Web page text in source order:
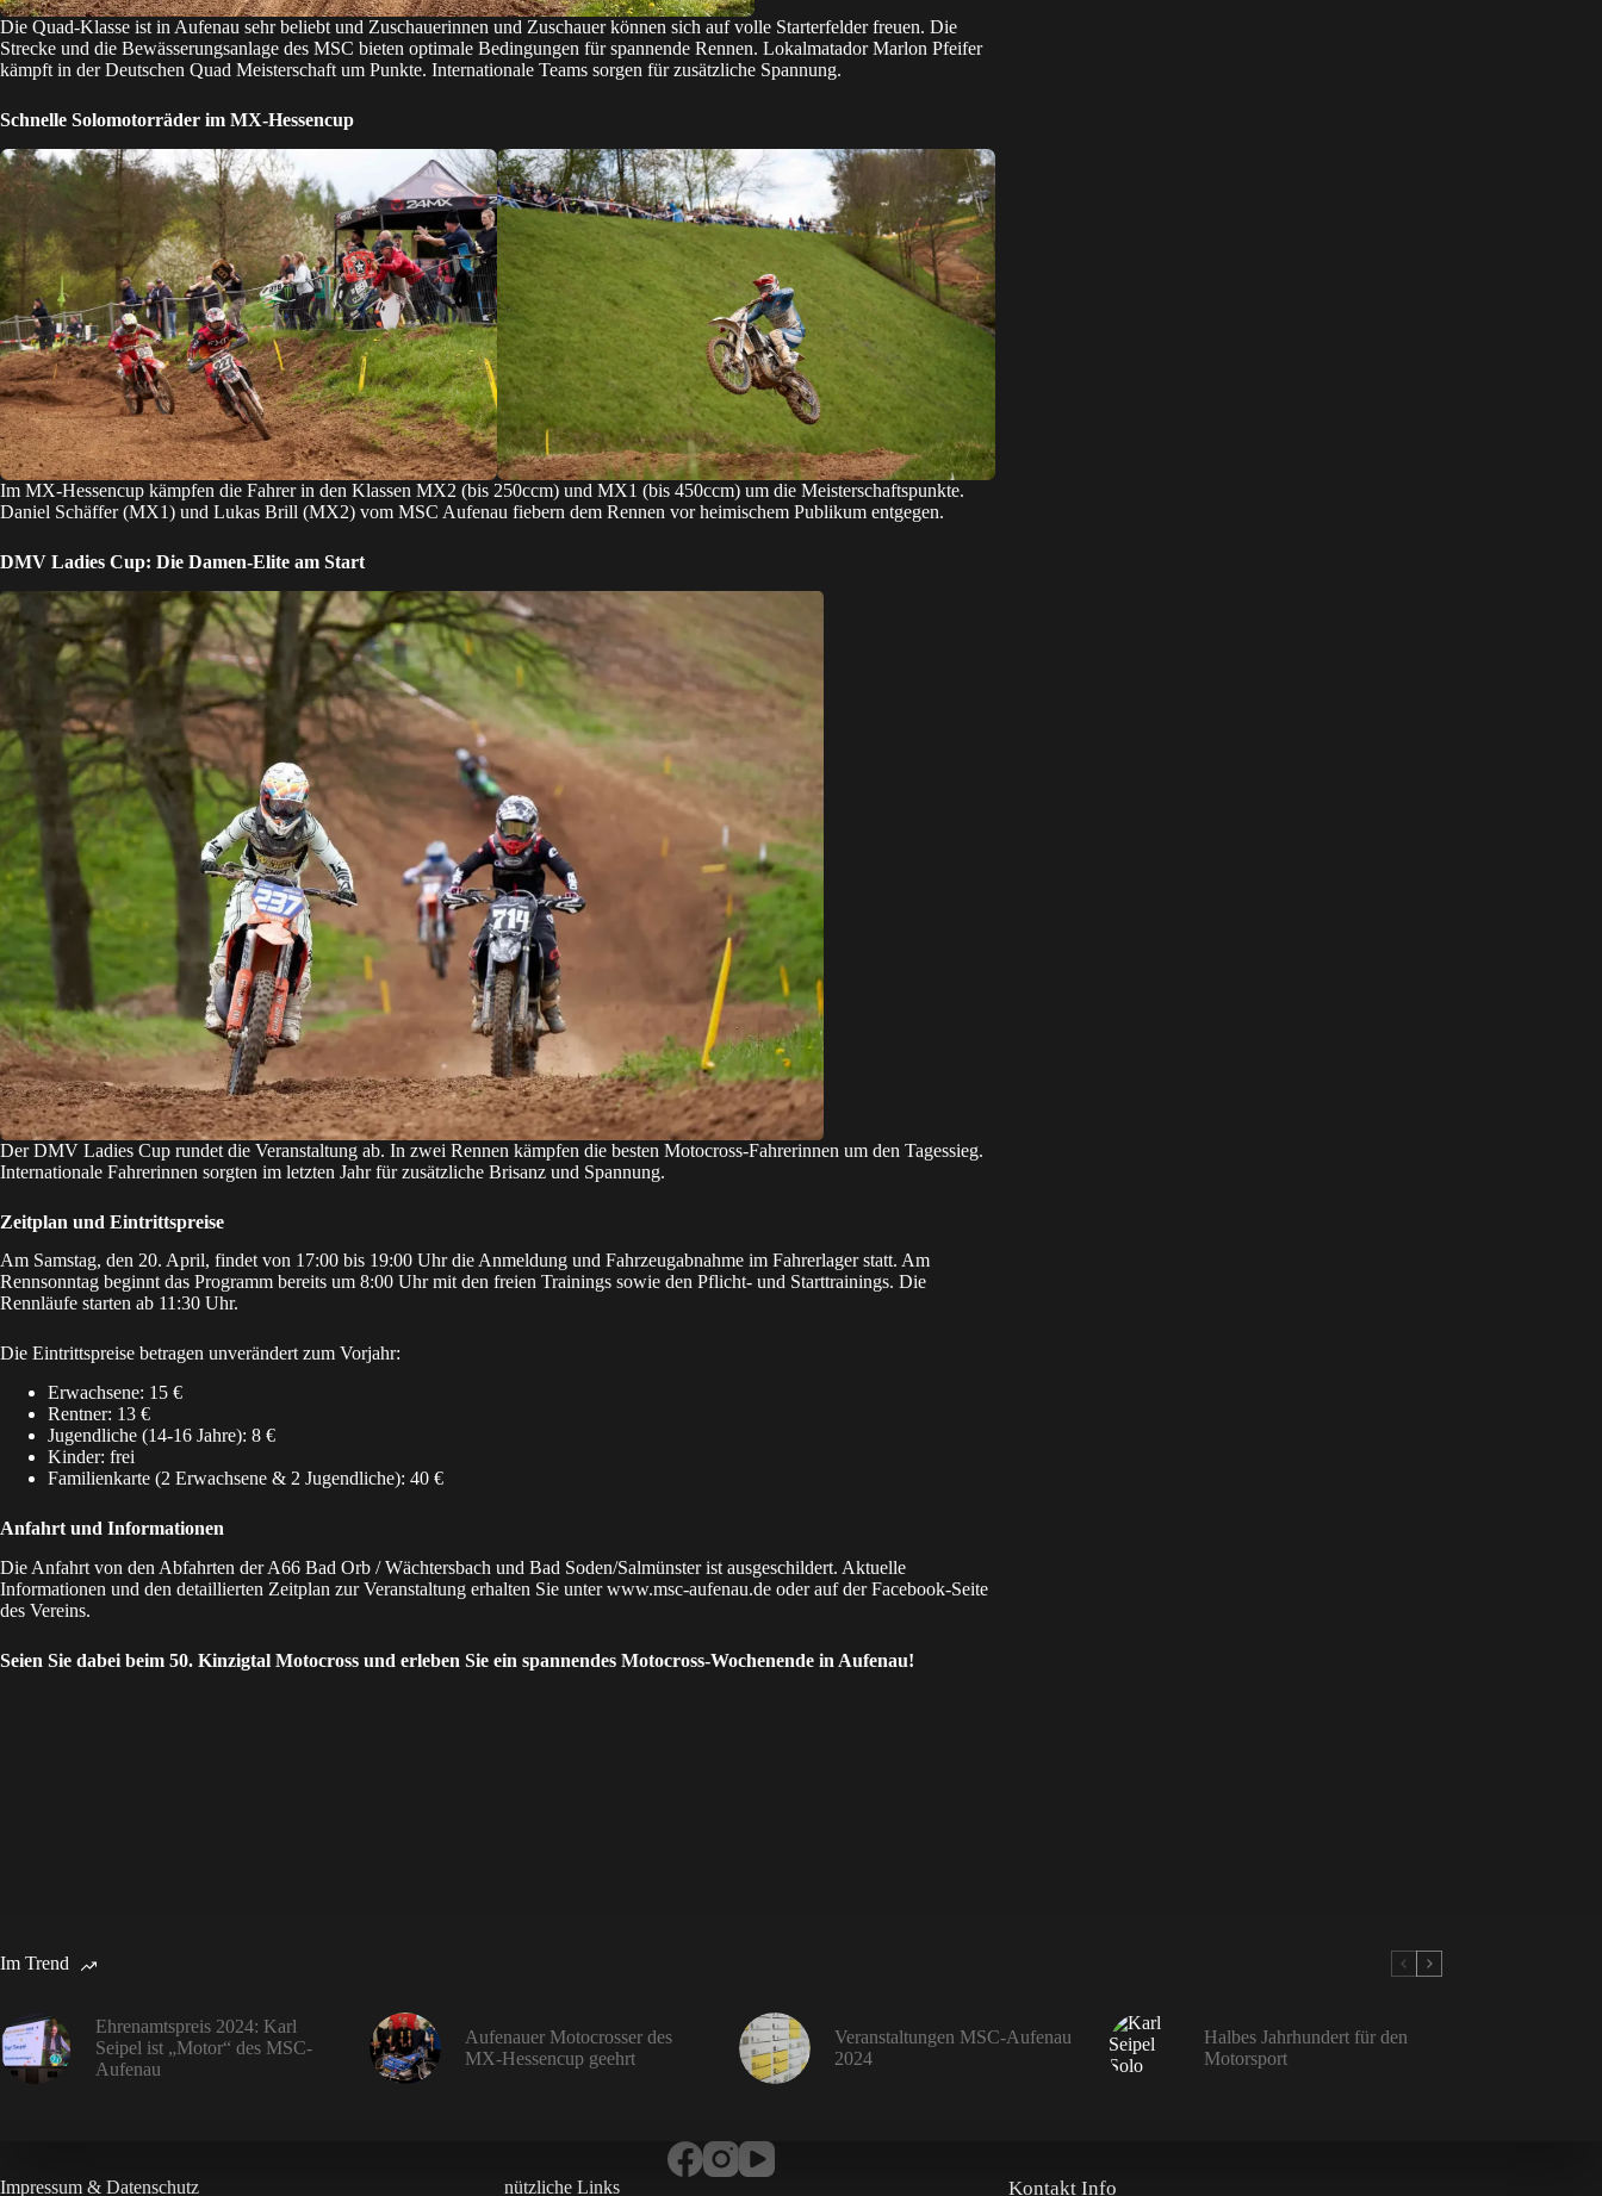
Die Quad-Klasse ist in Aufenau sehr beliebt und Zuschauerinnen und Zuschauer können sich auf volle Starterfelder freuen. Die
Strecke und die Bewässerungsanlage des MSC bieten optimale Bedingungen für spannende Rennen. Lokalmatador Marlon Pfeifer
kämpft in der Deutschen Quad Meisterschaft um Punkte. Internationale Teams sorgen für zusätzliche Spannung.
Schnelle Solomotorräder im MX-Hessencup
Im MX-Hessencup kämpfen die Fahrer in den Klassen MX2 (bis 250ccm) und MX1 (bis 450ccm) um die Meisterschaftspunkte.
Daniel Schäffer (MX1) und Lukas Brill (MX2) vom MSC Aufenau fiebern dem Rennen vor heimischem Publikum entgegen.
DMV Ladies Cup: Die Damen-Elite am Start
Der DMV Ladies Cup rundet die Veranstaltung ab. In zwei Rennen kämpfen die besten Motocross-Fahrerinnen um den Tagessieg.
Internationale Fahrerinnen sorgten im letzten Jahr für zusätzliche Brisanz und Spannung.
Zeitplan und Eintrittspreise
Am Samstag, den 20. April, findet von 17:00 bis 19:00 Uhr die Anmeldung und Fahrzeugabnahme im Fahrerlager statt. Am
Rennsonntag beginnt das Programm bereits um 8:00 Uhr mit den freien Trainings sowie den Pflicht- und Starttrainings. Die
Rennläufe starten ab 11:30 Uhr.
Die Eintrittspreise betragen unverändert zum Vorjahr:
Erwachsene: 15 €
Rentner: 13 €
Jugendliche (14-16 Jahre): 8 €
Kinder: frei
Familienkarte (2 Erwachsene & 2 Jugendliche): 40 €
Anfahrt und Informationen
Die Anfahrt von den Abfahrten der A66 Bad Orb / Wächtersbach und Bad Soden/Salmünster ist ausgeschildert. Aktuelle
Informationen und den detaillierten Zeitplan zur Veranstaltung erhalten Sie unterwww.msc-aufenau.de oder auf derFacebook-Seite
des Vereins.
Seien Sie dabei beim 50. Kinzigtal Motocross und erleben Sie ein spannendes Motocross-Wochenende in Aufenau!
Im Trend
Ehrenamtspreis 2024: Karl
Seipel ist „Motor“ des MSC-
Aufenau
Aufenauer Motocrosser des
MX-Hessencup geehrt
Veranstaltungen MSC-Aufenau
2024
Halbes Jahrhundert für den
Motorsport
Impressum & Datenschutz nützliche Links Kontakt Info